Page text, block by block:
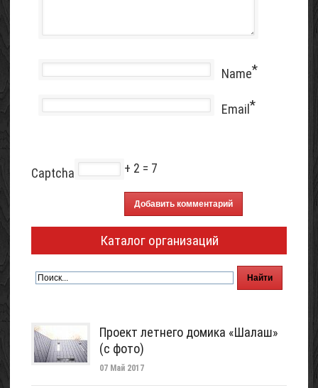
Name*
Email *
Captcha + 2 = 7
Каталог организаций
Проект летнего домика «Шалаш»
(с фото)
07 Май 2017